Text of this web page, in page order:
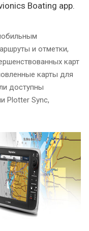
Boating app.
и отметки,
карт
карты для
доступны
Plotter Sync,